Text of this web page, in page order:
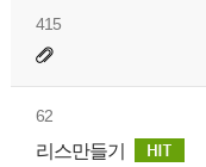
415
62
리스만들기